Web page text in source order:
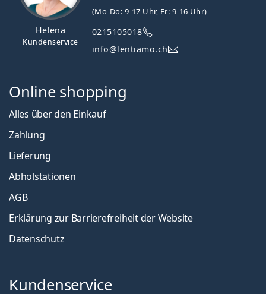
Helena
Kundenservice
(Mo-Do: 9-17 Uhr, Fr: 9-16 Uhr)
0215105018
info@lentiamo.ch
Online shopping
Alles über den Einkauf
Zahlung
Lieferung
Abholstationen
AGB
Erklärung zur Barrierefreiheit der Website
Datenschutz
Kundenservice